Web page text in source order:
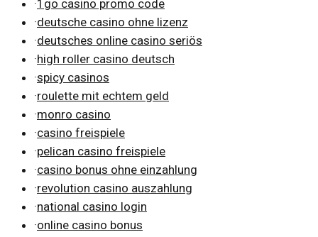
·1go casino promo code
·deutsche casino ohne lizenz
·deutsches online casino seriös
·high roller casino deutsch
·spicy casinos
·roulette mit echtem geld
·monro casino
·casino freispiele
·pelican casino freispiele
·casino bonus ohne einzahlung
·revolution casino auszahlung
·national casino login
·online casino bonus